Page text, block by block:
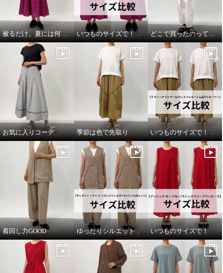
ラ・シュシュ ロイカＲハイテン
ション を使用した 美動（Ｒ） ス
リムストレートパンツ
グレー Ｍ
¥0
ニカル 洗濯機で丸洗いＯＫ！ Ｖ
カットニットパンプス ＜ランド
リーネット付＞
ゼブラ ２３．５ｃｍ
¥0
被るだけ。夏には何より！ いつものサイズで！ どこで買ったのって聞いてほしい
お気に入りコーデ 季節は色で先取り いつものサイズで！
着回し力GOOD ゆったりシルエット いつものサイズで！